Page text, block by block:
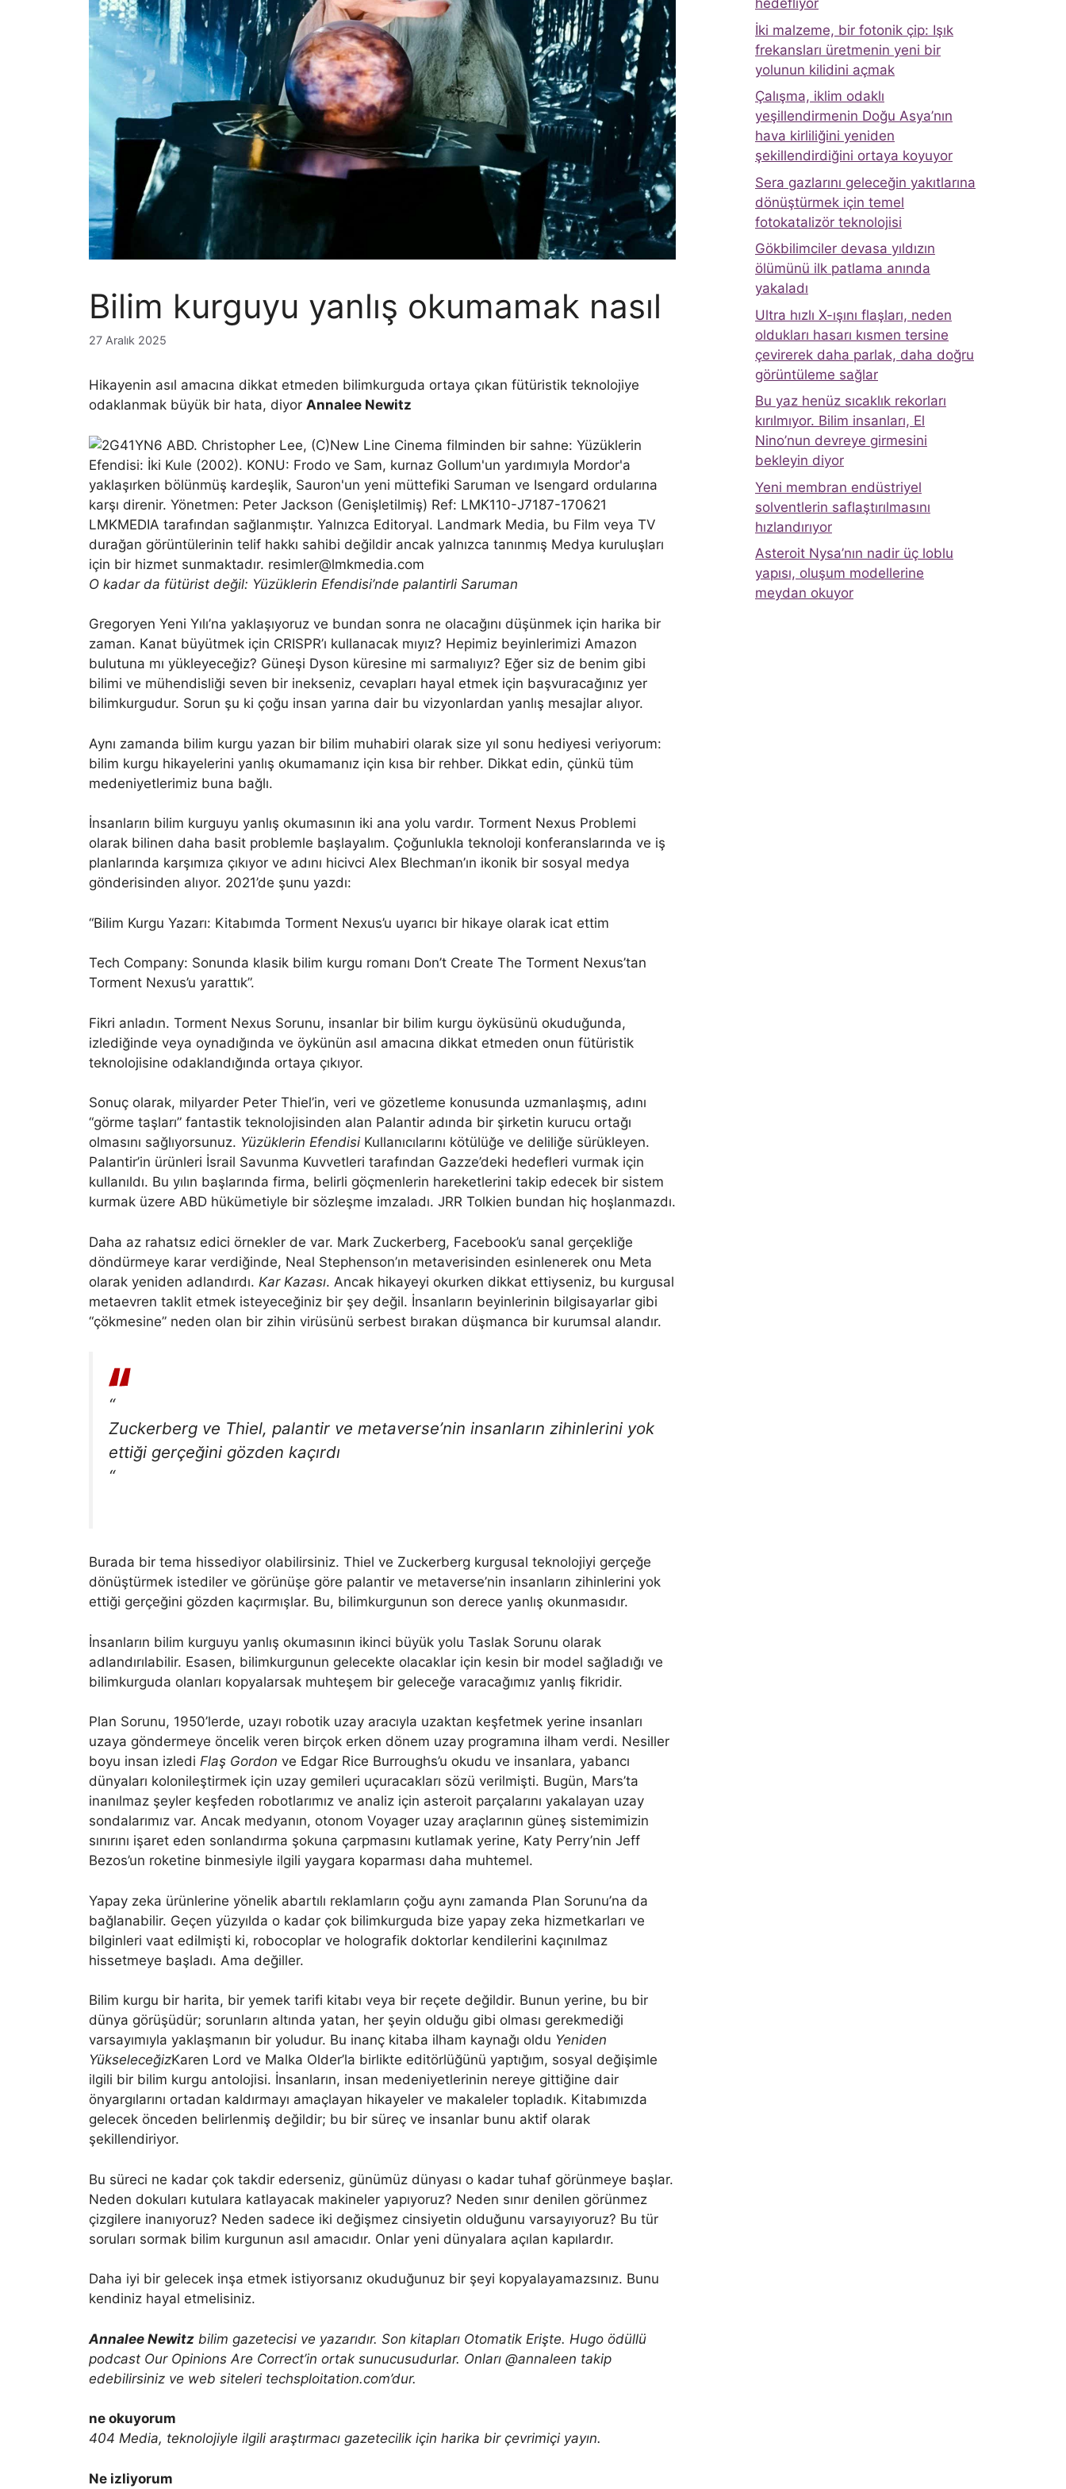
Bilim kurguyu yanlış okumamak nasıl
27 Aralık 2025
Hikayenin asıl amacına dikkat etmeden bilimkurguda ortaya çıkan fütüristik teknolojiye
odaklanmak büyük bir hata, diyor Annalee Newitz
O kadar da fütürist değil: Yüzüklerin Efendisi’nde palantirli Saruman
Gregoryen Yeni Yılı’na yaklaşıyoruz ve bundan sonra ne olacağını düşünmek için harika bir
zaman. Kanat büyütmek için CRISPR’ı kullanacak mıyız? Hepimiz beyinlerimizi Amazon
bulutuna mı yükleyeceğiz? Güneşi Dyson küresine mi sarmalıyız? Eğer siz de benim gibi
bilimi ve mühendisliği seven bir inekseniz, cevapları hayal etmek için başvuracağınız yer
bilimkurgudur. Sorun şu ki çoğu insan yarına dair bu vizyonlardan yanlış mesajlar alıyor.
Aynı zamanda bilim kurgu yazan bir bilim muhabiri olarak size yıl sonu hediyesi veriyorum:
bilim kurgu hikayelerini yanlış okumamanız için kısa bir rehber. Dikkat edin, çünkü tüm
medeniyetlerimiz buna bağlı.
İnsanların bilim kurguyu yanlış okumasının iki ana yolu vardır. Torment Nexus Problemi
olarak bilinen daha basit problemle başlayalım. Çoğunlukla teknoloji konferanslarında ve iş
planlarında karşımıza çıkıyor ve adını hicivci Alex Blechman’ın ikonik bir sosyal medya
gönderisinden alıyor. 2021’de şunu yazdı:
“Bilim Kurgu Yazarı: Kitabımda Torment Nexus’u uyarıcı bir hikaye olarak icat ettim
Tech Company: Sonunda klasik bilim kurgu romanı Don’t Create The Torment Nexus’tan
Torment Nexus’u yarattık”.
Fikri anladın. Torment Nexus Sorunu, insanlar bir bilim kurgu öyküsünü okuduğunda,
izlediğinde veya oynadığında ve öykünün asıl amacına dikkat etmeden onun fütüristik
teknolojisine odaklandığında ortaya çıkıyor.
Sonuç olarak, milyarder Peter Thiel’in, veri ve gözetleme konusunda uzmanlaşmış, adını
“görme taşları” fantastik teknolojisinden alan Palantir adında bir şirketin kurucu ortağı
olmasını sağlıyorsunuz. Yüzüklerin Efendisi Kullanıcılarını kötülüğe ve deliliğe sürükleyen.
Palantir’in ürünleri İsrail Savunma Kuvvetleri tarafından Gazze’deki hedefleri vurmak için
kullanıldı. Bu yılın başlarında firma, belirli göçmenlerin hareketlerini takip edecek bir sistem
kurmak üzere ABD hükümetiyle bir sözleşme imzaladı. JRR Tolkien bundan hiç hoşlanmazdı.
Daha az rahatsız edici örnekler de var. Mark Zuckerberg, Facebook’u sanal gerçekliğe
döndürmeye karar verdiğinde, Neal Stephenson’ın metaverisinden esinlenerek onu Meta
olarak yeniden adlandırdı. Kar Kazası. Ancak hikayeyi okurken dikkat ettiyseniz, bu kurgusal
metaevren taklit etmek isteyeceğiniz bir şey değil. İnsanların beyinlerinin bilgisayarlar gibi
“çökmesine” neden olan bir zihin virüsünü serbest bırakan düşmanca bir kurumsal alandır.
“
Zuckerberg ve Thiel, palantir ve metaverse’nin insanların zihinlerini yok
ettiği gerçeğini gözden kaçırdı
“
Burada bir tema hissediyor olabilirsiniz. Thiel ve Zuckerberg kurgusal teknolojiyi gerçeğe
dönüştürmek istediler ve görünüşe göre palantir ve metaverse’nin insanların zihinlerini yok
ettiği gerçeğini gözden kaçırmışlar. Bu, bilimkurgunun son derece yanlış okunmasıdır.
İnsanların bilim kurguyu yanlış okumasının ikinci büyük yolu Taslak Sorunu olarak
adlandırılabilir. Esasen, bilimkurgunun gelecekte olacaklar için kesin bir model sağladığı ve
bilimkurguda olanları kopyalarsak muhteşem bir geleceğe varacağımız yanlış fikridir.
Plan Sorunu, 1950’lerde, uzayı robotik uzay aracıyla uzaktan keşfetmek yerine insanları
uzaya göndermeye öncelik veren birçok erken dönem uzay programına ilham verdi. Nesiller
boyu insan izledi Flaş Gordon ve Edgar Rice Burroughs’u okudu ve insanlara, yabancı
dünyaları kolonileştirmek için uzay gemileri uçuracakları sözü verilmişti. Bugün, Mars’ta
inanılmaz şeyler keşfeden robotlarımız ve analiz için asteroit parçalarını yakalayan uzay
sondalarımız var. Ancak medyanın, otonom Voyager uzay araçlarının güneş sistemimizin
sınırını işaret eden sonlandırma şokuna çarpmasını kutlamak yerine, Katy Perry’nin Jeff
Bezos’un roketine binmesiyle ilgili yaygara koparması daha muhtemel.
Yapay zeka ürünlerine yönelik abartılı reklamların çoğu aynı zamanda Plan Sorunu’na da
bağlanabilir. Geçen yüzyılda o kadar çok bilimkurguda bize yapay zeka hizmetkarları ve
bilginleri vaat edilmişti ki, robocoplar ve holografik doktorlar kendilerini kaçınılmaz
hissetmeye başladı. Ama değiller.
Bilim kurgu bir harita, bir yemek tarifi kitabı veya bir reçete değildir. Bunun yerine, bu bir
dünya görüşüdür; sorunların altında yatan, her şeyin olduğu gibi olması gerekmediği
varsayımıyla yaklaşmanın bir yoludur. Bu inanç kitaba ilham kaynağı oldu Yeniden
YükseleceğizKaren Lord ve Malka Older’la birlikte editörlüğünü yaptığım, sosyal değişimle
ilgili bir bilim kurgu antolojisi. İnsanların, insan medeniyetlerinin nereye gittiğine dair
önyargılarını ortadan kaldırmayı amaçlayan hikayeler ve makaleler topladık. Kitabımızda
gelecek önceden belirlenmiş değildir; bu bir süreç ve insanlar bunu aktif olarak
şekillendiriyor.
Bu süreci ne kadar çok takdir ederseniz, günümüz dünyası o kadar tuhaf görünmeye başlar.
Neden dokuları kutulara katlayacak makineler yapıyoruz? Neden sınır denilen görünmez
çizgilere inanıyoruz? Neden sadece iki değişmez cinsiyetin olduğunu varsayıyoruz? Bu tür
soruları sormak bilim kurgunun asıl amacıdır. Onlar yeni dünyalara açılan kapılardır.
Daha iyi bir gelecek inşa etmek istiyorsanız okuduğunuz bir şeyi kopyalayamazsınız. Bunu
kendiniz hayal etmelisiniz.
Annalee Newitz bilim gazetecisi ve yazarıdır. Son kitapları Otomatik Erişte. Hugo ödüllü
podcast Our Opinions Are Correct’in ortak sunucusudurlar. Onları @annaleen takip
edebilirsiniz ve web siteleri techsploitation.com’dur.
ne okuyorum
404 Media, teknolojiyle ilgili araştırmacı gazetecilik için harika bir çevrimiçi yayın.
Ne izliyorum
hedefliyor
İki malzeme, bir fotonik çip: Işık
frekansları üretmenin yeni bir
yolunun kilidini açmak
Çalışma, iklim odaklı
yeşillendirmenin Doğu Asya’nın
hava kirliliğini yeniden
şekillendirdiğini ortaya koyuyor
Sera gazlarını geleceğin yakıtlarına
dönüştürmek için temel
fotokatalizör teknolojisi
Gökbilimciler devasa yıldızın
ölümünü ilk patlama anında
yakaladı
Ultra hızlı X-ışını flaşları, neden
oldukları hasarı kısmen tersine
çevirerek daha parlak, daha doğru
görüntüleme sağlar
Bu yaz henüz sıcaklık rekorları
kırılmıyor. Bilim insanları, El
Nino’nun devreye girmesini
bekleyin diyor
Yeni membran endüstriyel
solventlerin saflaştırılmasını
hızlandırıyor
Asteroit Nysa’nın nadir üç loblu
yapısı, oluşum modellerine
meydan okuyor